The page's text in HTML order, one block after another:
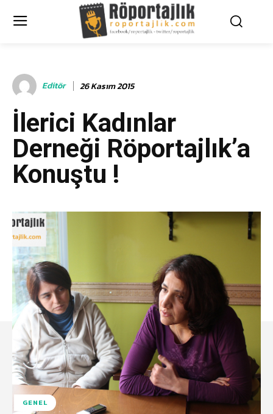
Editör 26 Kasım 2015
İlerici Kadınlar
Derneği Röportajlık’a
Konuştu !
GENEL